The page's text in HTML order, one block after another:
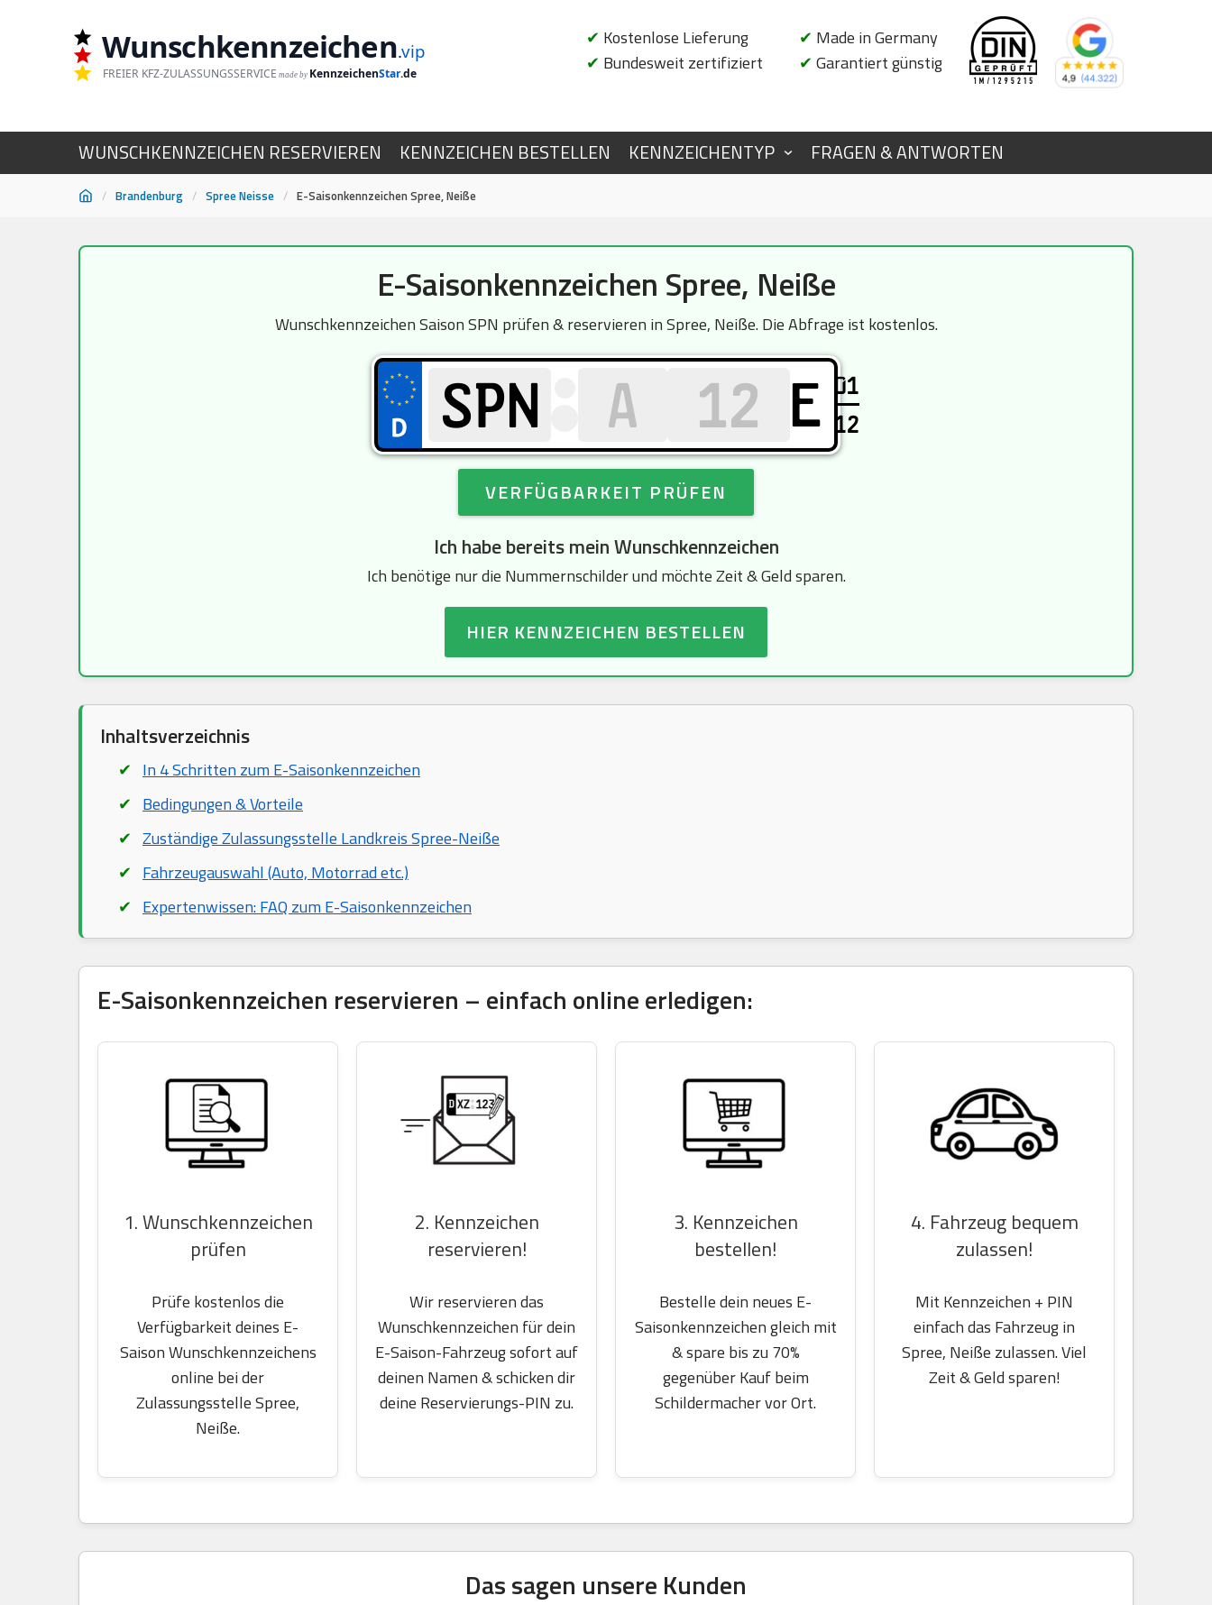
Wunschkennzeichen.vip
FREIER KFZ-ZULASSUNGSSERVICE made by KennzeichenStar.de
✔ Kostenlose Lieferung
✔ Bundesweit zertifiziert
✔ Made in Germany
✔ Garantiert günstig
WUNSCHKENNZEICHEN RESERVIEREN KENNZEICHEN BESTELLEN KENNZEICHENTYP FRAGEN & ANTWORTEN
/ Brandenburg / Spree Neisse / E-Saisonkennzeichen Spree, Neiße
E-Saisonkennzeichen Spree, Neiße
Wunschkennzeichen Saison SPN prüfen & reservieren in Spree, Neiße. Die Abfrage ist kostenlos.
E
01
12
VERFÜGBARKEIT PRÜFEN
Ich habe bereits mein Wunschkennzeichen
Ich benötige nur die Nummernschilder und möchte Zeit & Geld sparen.
HIER KENNZEICHEN BESTELLEN
Inhaltsverzeichnis
In 4 Schritten zum E-Saisonkennzeichen
Bedingungen & Vorteile
Zuständige Zulassungsstelle Landkreis Spree-Neiße
Fahrzeugauswahl (Auto, Motorrad etc.)
Expertenwissen: FAQ zum E-Saisonkennzeichen
E-Saisonkennzeichen reservieren – einfach online erledigen:
1. Wunschkennzeichen
prüfen
Prüfe kostenlos die
Verfügbarkeit deines E-
Saison Wunschkennzeichens
online bei der
Zulassungsstelle Spree,
Neiße.
2. Kennzeichen
reservieren!
Wir reservieren das
Wunschkennzeichen für dein
E-Saison-Fahrzeug sofort auf
deinen Namen & schicken dir
deine Reservierungs-PIN zu.
3. Kennzeichen
bestellen!
Bestelle dein neues E-
Saisonkennzeichen gleich mit
& spare bis zu 70%
gegenüber Kauf beim
Schildermacher vor Ort.
4. Fahrzeug bequem
zulassen!
Mit Kennzeichen + PIN
einfach das Fahrzeug in
Spree, Neiße zulassen. Viel
Zeit & Geld sparen!
Das sagen unsere Kunden